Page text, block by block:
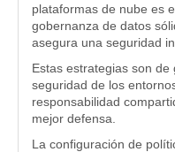
plataformas de nube es
gobernanza de datos
asegura una seguridad
Estas estrategias son
seguridad de los
responsabilidad
mejor defensa.
La configuración de